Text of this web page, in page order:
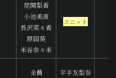
尾関梨香
小池美波
長沢菜々香
原田葵
米谷奈々未
ユニット
全員 平手友梨奈